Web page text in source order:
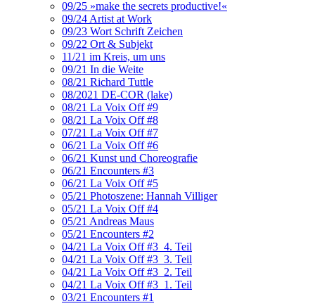
09/25 »make the secrets productive!«
09/24 Artist at Work
09/23 Wort Schrift Zeichen
09/22 Ort & Subjekt
11/21 im Kreis, um uns
09/21 In die Weite
08/21 Richard Tuttle
08/2021 DE-COR (lake)
08/21 La Voix Off #9
08/21 La Voix Off #8
07/21 La Voix Off #7
06/21 La Voix Off #6
06/21 Kunst und Choreografie
06/21 Encounters #3
06/21 La Voix Off #5
05/21 Photoszene: Hannah Villiger
05/21 La Voix Off #4
05/21 Andreas Maus
05/21 Encounters #2
04/21 La Voix Off #3_4. Teil
04/21 La Voix Off #3_3. Teil
04/21 La Voix Off #3_2. Teil
04/21 La Voix Off #3_1. Teil
03/21 Encounters #1